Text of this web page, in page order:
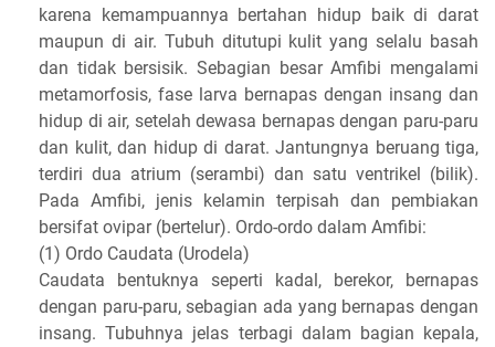
karena kemampuannya bertahan hidup baik di darat
maupun di air. Tubuh ditutupi kulit yang selalu basah
dan tidak bersisik. Sebagian besar Amfibi mengalami
metamorfosis, fase larva bernapas dengan insang dan
hidup di air, setelah dewasa bernapas dengan paru-paru
dan kulit, dan hidup di darat. Jantungnya beruang tiga,
terdiri dua atrium (serambi) dan satu ventrikel (bilik).
Pada Amfibi, jenis kelamin terpisah dan pembiakan
bersifat ovipar (bertelur). Ordo-ordo dalam Amfibi:
(1) Ordo Caudata (Urodela)
Caudata bentuknya seperti kadal, berekor, bernapas
dengan paru-paru, sebagian ada yang bernapas dengan
insang. Tubuhnya jelas terbagi dalam bagian kepala,